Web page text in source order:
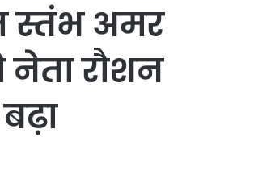
स्तंभ अमर
नेता रौशन